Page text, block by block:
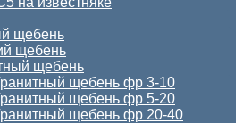
щебень
щебень
щебень
щебень фр 3-10
щебень фр 5-20
щебень фр 20-40